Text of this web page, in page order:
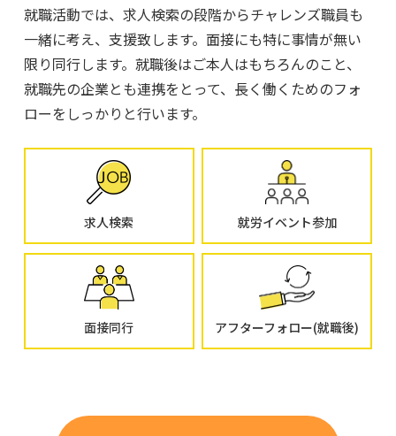
就職活動では、求人検索の段階からチャレンズ職員も
一緒に考え、支援致します。面接にも特に事情が無い
限り同行します。就職後はご本人はもちろんのこと、
就職先の企業とも連携をとって、長く働くためのフォ
ローをしっかりと行います。
求人検索 就労イベント参加
面接同行 アフターフォロー(就職後)